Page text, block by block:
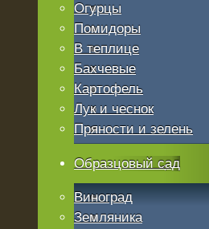
Огурцы
Помидоры
В теплице
Бахчевые
Картофель
Лук и чеснок
Пряности и зелень
Образцовый сад
Виноград
Земляника